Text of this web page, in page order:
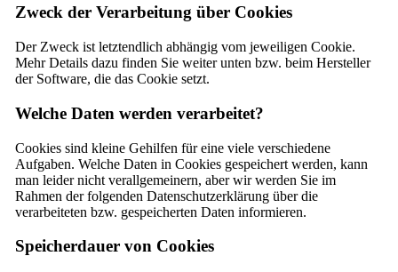
Zweck der Verarbeitung über Cookies
Der Zweck ist letztendlich abhängig vom jeweiligen Cookie.
Mehr Details dazu finden Sie weiter unten bzw. beim Hersteller
der Software, die das Cookie setzt.
Welche Daten werden verarbeitet?
Cookies sind kleine Gehilfen für eine viele verschiedene
Aufgaben. Welche Daten in Cookies gespeichert werden, kann
man leider nicht verallgemeinern, aber wir werden Sie im
Rahmen der folgenden Datenschutzerklärung über die
verarbeiteten bzw. gespeicherten Daten informieren.
Speicherdauer von Cookies